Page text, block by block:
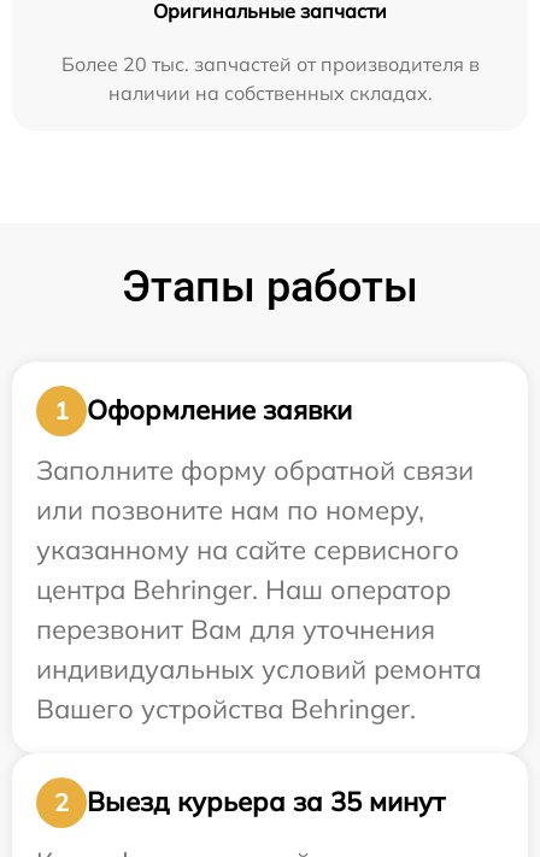
Оригинальные запчасти
Более 20 тыс. запчастей от производителя в
наличии на собственных складах.
Этапы работы
1
Оформление заявки
Заполните форму обратной связи
или позвоните нам по номеру,
указанному на сайте сервисного
центра Behringer. Наш оператор
перезвонит Вам для уточнения
индивидуальных условий ремонта
Вашего устройства Behringer.
2
Выезд курьера за 35 минут